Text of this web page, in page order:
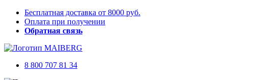
Бесплатная доставка от 8000 руб.
Оплата при получении
Обратная связь
8 800 707 81 34